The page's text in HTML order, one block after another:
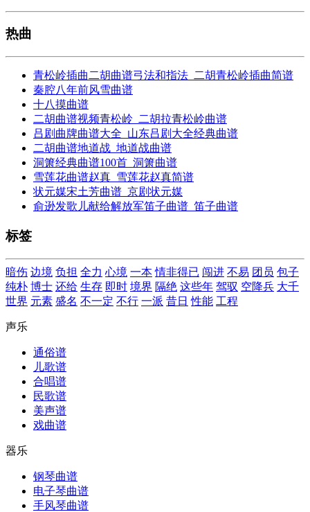
热曲
青松岭插曲二胡曲谱弓法和指法_二胡青松岭插曲简谱
秦腔八年前风雪曲谱
十八摸曲谱
二胡曲谱视频青松岭_二胡拉青松岭曲谱
吕剧曲牌曲谱大全_山东吕剧大全经典曲谱
二胡曲谱地道战_地道战曲谱
洞箫经典曲谱100首_洞箫曲谱
雪莲花曲谱赵真_雪莲花赵真简谱
状元媒宋土芳曲谱_京剧状元媒
俞逊发歌儿献给解放军笛子曲谱_笛子曲谱
标签
暗伤 边境 负担 全力 心境 一本 情非得已 闯进 不易 团员 包子
纯朴 博士 还给 生存 即时 境界 隔绝 这些年 驾驭 空降兵 大千
世界 元素 盛名 不一定 不行 一派 昔日 性能 工程
声乐
通俗谱
儿歌谱
合唱谱
民歌谱
美声谱
戏曲谱
器乐
钢琴曲谱
电子琴曲谱
手风琴曲谱